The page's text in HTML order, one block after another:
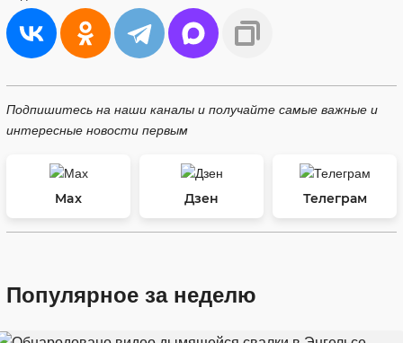
Подпишитесь на наши каналы и получайте самые важные и
интересные новости первым
Max Дзен Телеграм
Популярное за неделю